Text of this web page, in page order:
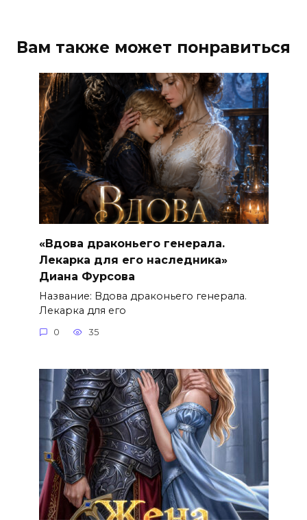
Вам также может понравиться
«Вдова драконьего генерала.
Лекарка для его наследника»
Диана Фурсова
Название: Вдова драконьего генерала.
Лекарка для его
0 35